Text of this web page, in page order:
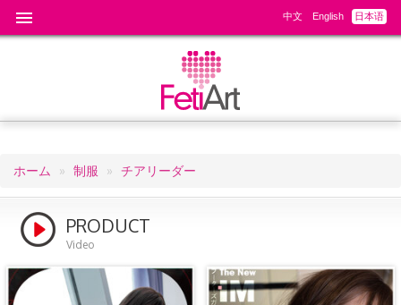
中文 English 日本语
パ
ン
く
ず
ホーム 制服 チアリーダー
PRODUCT
Video